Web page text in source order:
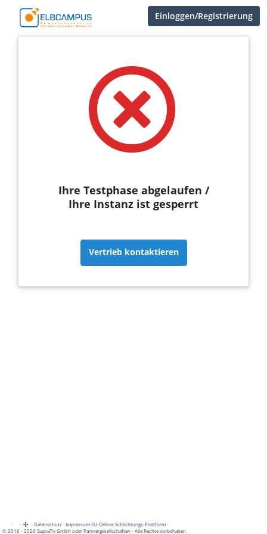
Einloggen/Registrierung
Ihre Testphase abgelaufen /
Ihre Instanz ist gesperrt
Vertrieb kontaktieren
· · ·Datenschutz·Impressum EU-Online-Schlichtungs-Plattform·
© 2016 - 2026 SupraTix GmbH oder Partnergesellschaften - Alle Rechte vorbehalten.